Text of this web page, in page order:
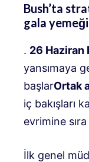
Bush’ta
gala yemeği
. 26 Haziran
yansımaya
başlarOrtak
iç bakışları
evrimine sıra
İlk genel